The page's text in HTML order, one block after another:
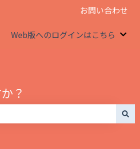
お問い合わせ
Web版へのログインはこちら
？